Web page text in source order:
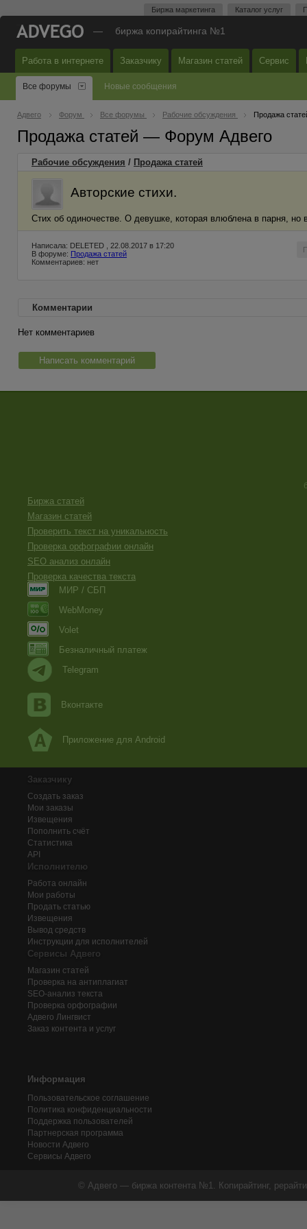
Биржа маркетинга Каталог услуг
— биржа копирайтинга №1
Работа в интернете Заказчику Магазин статей Сервис
Все форумы Новые сообщения
Адвего Форум Все форумы Рабочие обсуждения Продажа
Продажа статей — Форум Адвего
Рабочие обсуждения / Продажа статей
Авторские стихи.
Стих об одиночестве. О девушке, которая влюблена в парня, но
Написала: DELETED , 22.08.2017 в 17:20
В форуме: Продажа статей
Комментариев: нет
Комментарии
Нет комментариев
Написать комментарий
Биржа статей
Магазин статей
Проверить текст на уникальность
Проверка орфографии онлайн
SEO анализ онлайн
Проверка качества текста
МИР / СБП
WebMoney
Volet
Безналичный платеж
Telegram
Вконтакте
Приложение для Android
Заказчику
Создать заказ
Мои заказы
Извещения
Пополнить счёт
Статистика
API
Исполнителю
Работа онлайн
Мои работы
Продать статью
Извещения
Вывод средств
Инструкции для исполнителей
Сервисы Адвего
Магазин статей
Проверка на антиплагиат
SEO-анализ текста
Проверка орфографии
Адвего Лингвист
Заказ контента и услуг
Информация
Пользовательское соглашение
Политика конфиденциальности
Поддержка пользователей
Партнерская программа
Новости Адвего
Сервисы Адвего
© Адвего — биржа контента №1. Копирайтинг,